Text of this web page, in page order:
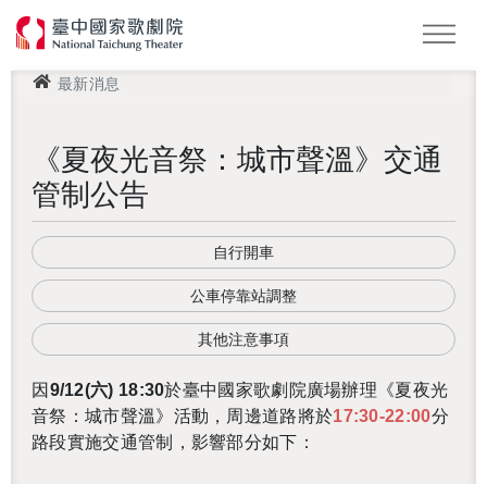
最新消息
《夏夜光音祭：城市聲溫》交通
管制公告
自行開車
公車停靠站調整
其他注意事項
因 9/12(六) 18:30於臺中國家歌劇院廣場辦理《夏夜光
音祭：城市聲溫》活動，周邊道路將於17:30-22:00分
路段實施交通管制，影響部分如下：